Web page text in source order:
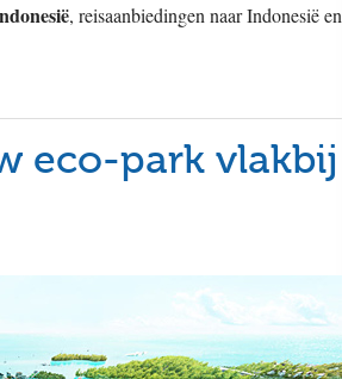
, reisaanbiedingen naar Indonesië en
eco-park vlakbij